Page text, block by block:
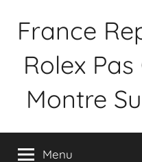
France
Rolex
Montre
Menu